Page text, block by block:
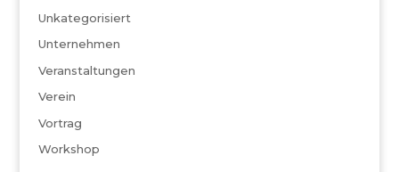
Unkategorisiert
Unternehmen
Veranstaltungen
Verein
Vortrag
Workshop